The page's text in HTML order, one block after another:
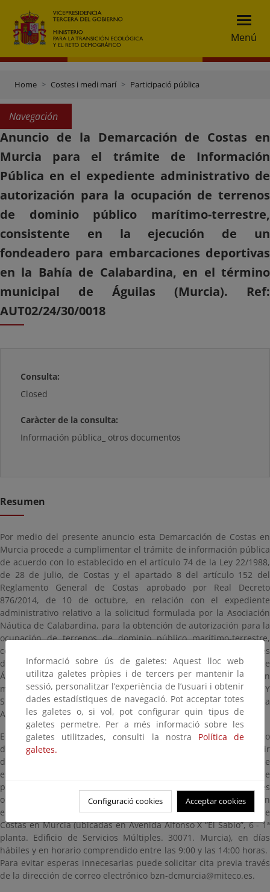
Menú
Home Costes i medi marí Participació pública
Navegación
Anuncio de la Demarcación de Costas en
Murcia para el trámite de Información
Pública en el expediente administrativo de
autorización para la ocupación de terrenos
de dominio público marítimo-terrestre,
consistente en la ejecución de un
fondeadero para embarcaciones deportivas
en la Bahía de Calabardina, en el término
municipal de Águilas (Murcia). Ref:
AUT02/24/30/0018
Consulta:
Closed
Caràcter de la consulta:
Información pública_ otros documentos
Resumen
Por medio del presente anuncio esta Demarcación de Costas en
Murcia procede a cumplimentar el trámite de información pública
de acuerdo con lo establecido en el artículo 74 de la Ley 22/1988,
de 28 de julio, de Costas y el apartado 8 del artículo 152 del
Reglamento General de Costas aprobado por Real Decreto
876/2014, de 10 de octubre, en relación con el expediente
administrativo relativo a la solicitud formulada por la Asociación
Náutica de Calabardina, para la obtención de autorización para la
ocupación de terrenos de dominio público marítimo-terrestre,
consistente en la ejecución de un fondeadero para embarcaciones
deportivas en la Bahía de Calabardina, en el término municipal de
Águilas (Murcia), que cuenta con un presupuesto de ejecución
material de CIENTO VEINTE MIL CUATROCIENTOS OCHENTA Y
SIETE EUROS Y CATORCE CENTIMOS (120.487,14 €). Referencia
AUT02/24/30/0018.
El expediente administrativo estará a disposición del público
durante un plazo de VEINTE (20) DÍAS HÁBILES, contados a partir
del día siguiente a aquel en que tenga lugar la publicación de
este anuncio en el Boletín Oficial del Estado, dentro del cual se
pueden consultar y presentar las alegaciones y observaciones
oportunas. La documentación para consultar estará a disposición
en esta página, así como en las oficinas de esta Demarcación de
Costas en Murcia (ubicadas en Avenida Alfonso X “El Sabio”, 6 - 1ª
planta. Edificio de Servicios Múltiples. 30071. Murcia), en días
hábiles y en horario comprendido entre las 9:00 y las 14:00 horas.
Para evitar esperas innecesarias puede solicitar cita previa través
de la dirección de correo electrónico bzn-dcmurcia@miteco.es.
Informació sobre ús de galetes: Aquest lloc web
utilitza galetes pròpies i de tercers per mantenir la
sessió, personalitzar l’experiència de l’usuari i obtenir
dades estadístiques de navegació. Pot acceptar totes
les galetes o, si vol, pot configurar quin tipus de
galetes permetre. Per a més informació sobre les
galetes utilitzades, consulti la nostra Política de
galetes.
Configuració cookies Acceptar cookies